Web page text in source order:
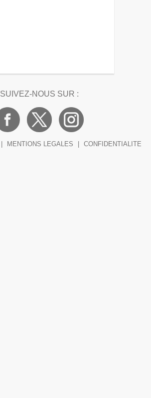
SUIVEZ-NOUS SUR :
MENTIONS LEGALES CONFIDENTIALITE